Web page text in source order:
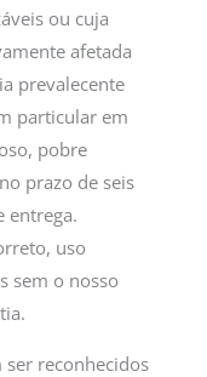
ou cuja
afetada
prevalecente
particular em
pobre
prazo de seis
entrega.
uso
sem o nosso
ser reconhecidos